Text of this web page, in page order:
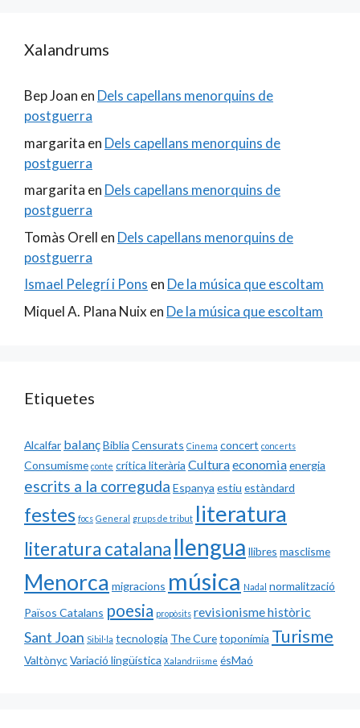
Xalandrums
Bep Joan en Dels capellans menorquins de
postguerra
margarita en Dels capellans menorquins de
postguerra
margarita en Dels capellans menorquins de
postguerra
Tomàs Orell en Dels capellans menorquins de
postguerra
Ismael Pelegrí i Pons en De la música que escoltam
Miquel A. Plana Nuix en De la música que escoltam
Etiquetes
Alcalfar balançBiblia Censurats Cinema concert concerts
Consumisme conte crítica literària Culturaeconomiaenergia
escrits a la correguda Espanya estiu estàndard
festes focs General grups de tribut literatura
literatura catalana llengua llibres masclisme
Menorca migracions música Nadal normalització
Països Catalans poesia propòsits revisionisme històric
Sant Joan Sibil·la tecnologia The Curetoponímia Turisme
ValtònycVariació lingüística Xalandriisme ésMaó